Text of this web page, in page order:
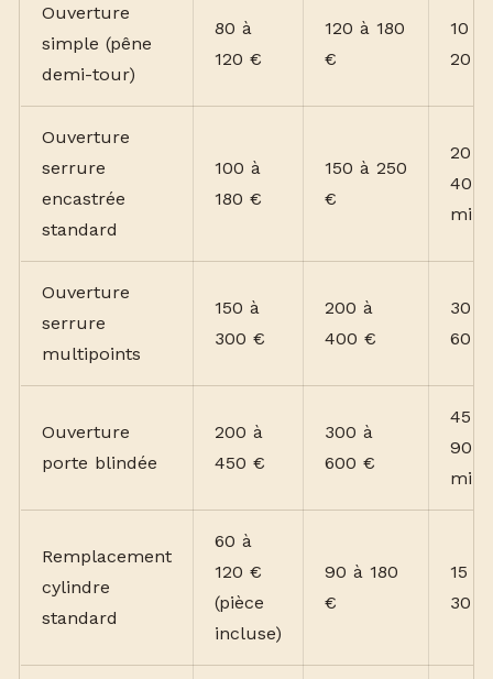
Ouverture
simple (pêne
demi-tour)
80 à
120 €
120 à 180
€
10 à
20
Ouverture
serrure
encastrée
standard
100 à
180 €
150 à 250
€
20 à
40
min
Ouverture
serrure
multipoints
150 à
300 €
200 à
400 €
30 à
60
Ouverture
porte blindée
200 à
450 €
300 à
600 €
45 à
90
min
Remplacement
cylindre
standard
60 à
120 €
(pièce
incluse)
90 à 180
€
15 à
30